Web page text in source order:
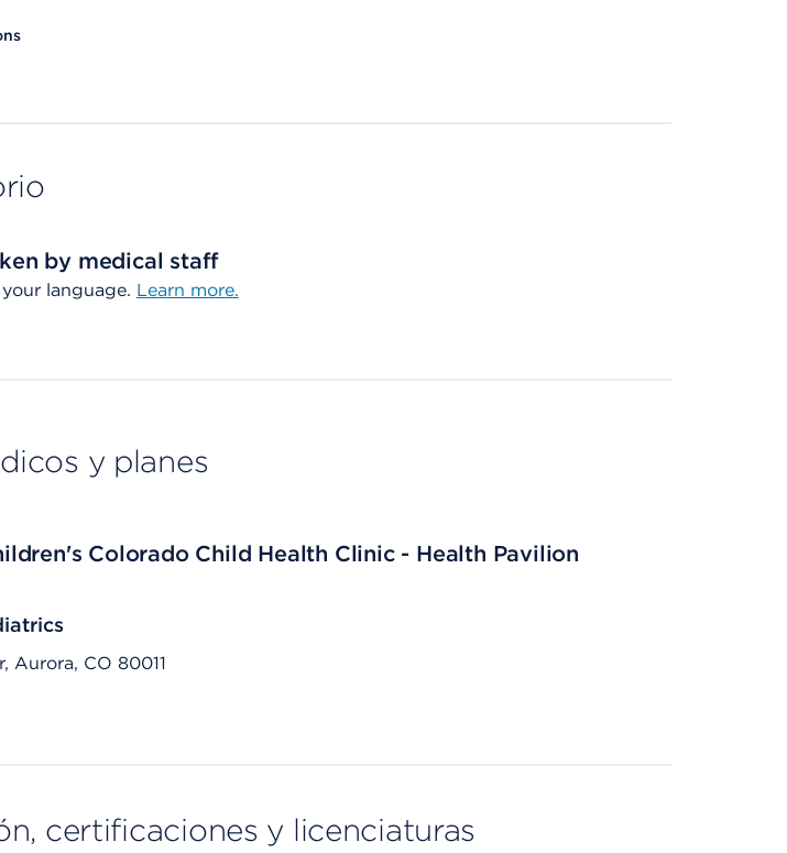
by medical staff
language. Learn more.
y planes
Colorado Child Health Clinic - Health Pavilion
Aurora, CO 80011
application on mobile devices
certificaciones y licenciaturas